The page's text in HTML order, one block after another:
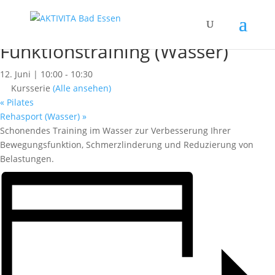
« Alle Kurse
Funktionstraining (Wasser)
12. Juni | 10:00 - 10:30
Kursserie (Alle ansehen)
« Pilates
Rehasport (Wasser) »
Schonendes Training im Wasser zur Verbesserung Ihrer
Bewegungsfunktion, Schmerzlinderung und Reduzierung von
Belastungen.